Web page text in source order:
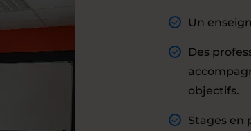
Un
Des
objectifs.
Stages en